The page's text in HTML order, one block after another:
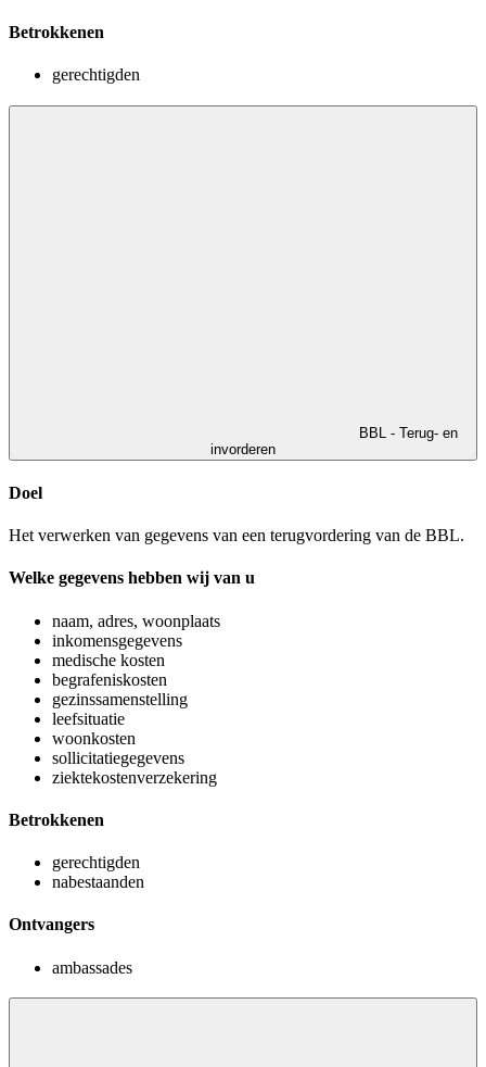
Betrokkenen
gerechtigden
BBL - Terug- en
invorderen
Doel
Het verwerken van gegevens van een terugvordering van de BBL.
Welke gegevens hebben wij van u
naam, adres, woonplaats
inkomensgegevens
medische kosten
begrafeniskosten
gezinssamenstelling
leefsituatie
woonkosten
sollicitatiegegevens
ziektekostenverzekering
Betrokkenen
gerechtigden
nabestaanden
Ontvangers
ambassades